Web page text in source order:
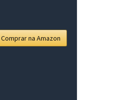
Comprar na Amazon